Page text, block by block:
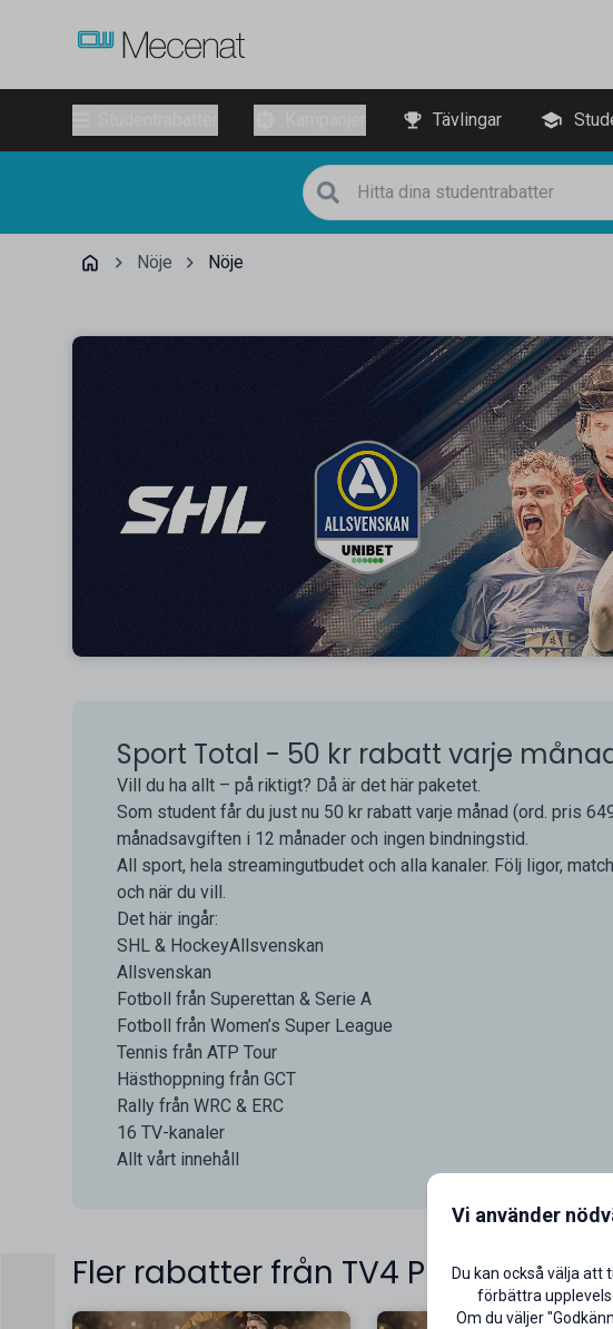
Tävlingar
Nöje Nöje
Sport Total - 50 kr rabatt varje
Vill du ha allt – på riktigt? Då är det här paketet.
Som student får du just nu 50 kr rabatt varje månad (ord. pris
månadsavgiften i 12 månader och ingen bindningstid.
All sport, hela streamingutbudet och alla kanaler. Följ ligor,
och när du vill.
Det här ingår:
SHL & HockeyAllsvenskan
Allsvenskan
Fotboll från Superettan & Serie A
Fotboll från Women’s Super League
Tennis från ATP Tour
Hästhoppning från GCT
Rally från WRC & ERC
16 TV-kanaler
Allt vårt innehåll
Fler rabatter från TV4 Play
Vi använder
Du kan också välja att
förbättra
Om du väljer